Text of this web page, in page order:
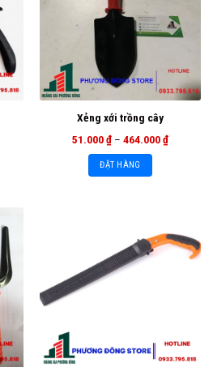
Xẻng xới trồng cây
51.000₫ – 464.000₫
ĐẶT HÀNG